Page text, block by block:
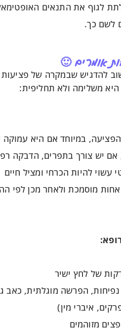
לגוף את התנאים
לשם כך.
אומרים 🙂
להדגיש שבמקרה של פציעות
משלימה ולא תחליפית:
במיוחד אם היא עמוקה
יש צורך בתפרים, הדבקה
עשוי להיות הכרחי ומציל חיים
מוסמכת ולאחר מכן לפי
הפרשה מוגלתית, כאב
איברי מין)
מזוהמים